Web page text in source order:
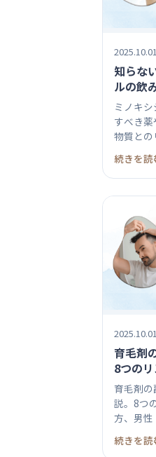
2025.10.01
知らな
ルの飲
薬と正
読】
ミノキ
すべき
物質と
忌薬や...
続きを読
2025.10.01
育毛剤
8つの
【男性
育毛剤
説。8つ
方、男
ポイント
続きを読